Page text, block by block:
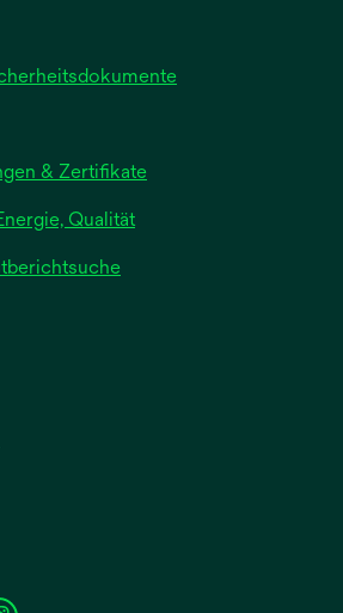
& Zertifikatewird
Qualität
wird